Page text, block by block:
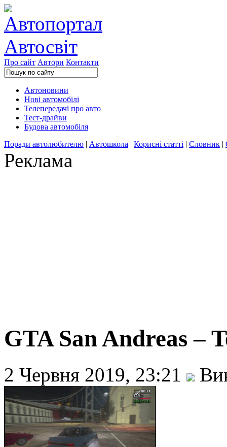
Про сайт Автори Контакти
Автоновини
Нові автомобілі
Телепередачі про авто
Тест-драйви
Будова автомобіля
Поради автолюбителю | Автошкола | Корисні статті | Словник |
Реклама
GTA San Andreas –
2 Червня 2019, 23:21